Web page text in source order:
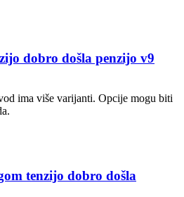
dobro došla penzijo v9
ima više varijanti. Opcije mogu biti
tenzijo dobro došla